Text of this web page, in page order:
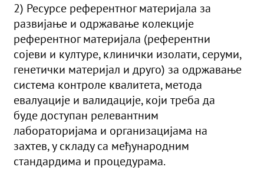
2) Ресурсе референтног материјала за
развијање и одржавање колекције
референтног материјала (референтни
сојеви и културе, клинички изолати, серуми,
генетички материјал и друго) за одржавање
система контроле квалитета, метода
евалуације и валидације, који треба да
буде доступан релевантним
лабораторијама и организацијама на
захтев, у складу са међународним
стандардима и процедурама.